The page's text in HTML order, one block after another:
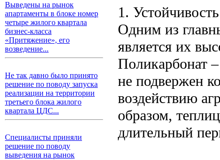
Выведены на рынок
апартаменты в блоке номер
четыре жилого квартала
бизнес-класса
«Притяжение», его
возведение...
Не так давно было принято
решение по поводу запуска
реализации на территории
третьего блока жилого
квартала ЦДС...
Специалисты приняли
решение по поводу
выведения на рынок
1.
Одним из
является их
Поликарбонат
не подвержен
воздействию
образом,
длительный